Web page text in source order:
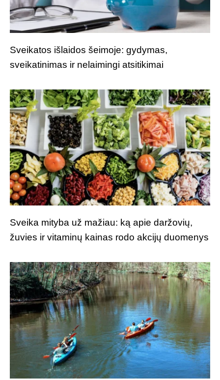
Sveikatos išlaidos šeimoje: gydymas,
sveikatinimas ir nelaimingi atsitikimai
Sveika mityba už mažiau: ką apie daržovių,
žuvies ir vitaminų kainas rodo akcijų duomenys